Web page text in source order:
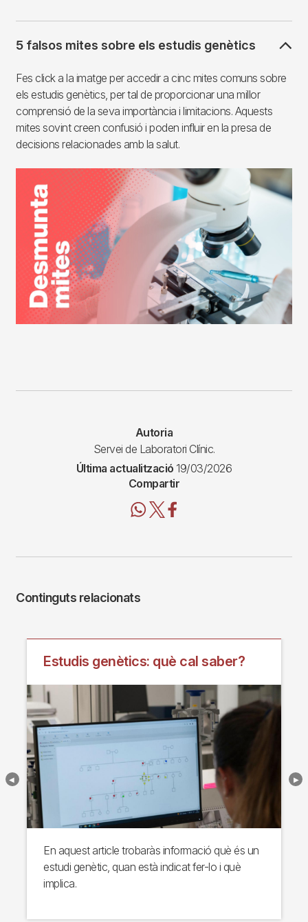
5 falsos mites sobre els estudis genètics
Fes click a la imatge per accedir a cinc mites comuns sobre
els estudis genètics, per tal de proporcionar una millor
comprensió de la seva importància i limitacions. Aquests
mites sovint creen confusió i poden influir en la presa de
decisions relacionades amb la salut.
Autoria
Servei de Laboratori Clínic.
Última actualització 19/03/2026
Compartir
Continguts relacionats
Estudis genètics: què cal saber?
En aquest article trobaràs informació què és un
estudi genètic, quan està indicat fer-lo i què
implica.